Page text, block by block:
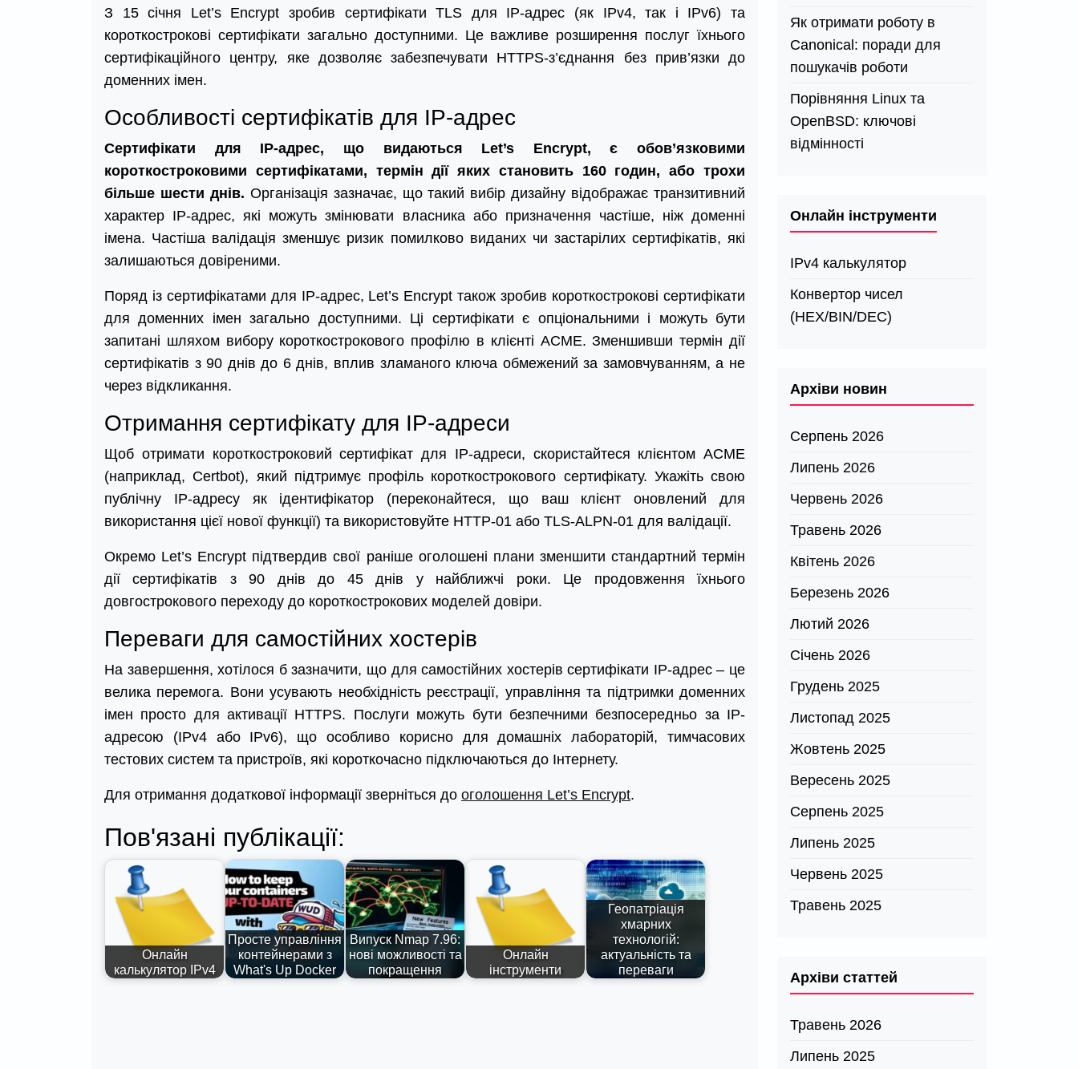
З 15 січня Let’s Encrypt зробив сертифікати TLS для IP-адрес (як IPv4, так і IPv6) та
короткострокові сертифікати загально доступними. Це важливе розширення послуг їхнього
сертифікаційного центру, яке дозволяє забезпечувати HTTPS-з’єднання без прив’язки до
доменних імен.
Особливості сертифікатів для IP-адрес
Сертифікати для IP-адрес, що видаються Let’s Encrypt, є обов’язковими
короткостроковими сертифікатами, термін дії яких становить 160 годин, або трохи
більше шести днів. Організація зазначає, що такий вибір дизайну відображає транзитивний
характер IP-адрес, які можуть змінювати власника або призначення частіше, ніж доменні
імена. Частіша валідація зменшує ризик помилково виданих чи застарілих сертифікатів, які
залишаються довіреними.
Поряд із сертифікатами для IP-адрес, Let’s Encrypt також зробив короткострокові сертифікати
для доменних імен загально доступними. Ці сертифікати є опціональними і можуть бути
запитані шляхом вибору короткострокового профілю в клієнті ACME. Зменшивши термін дії
сертифікатів з 90 днів до 6 днів, вплив зламаного ключа обмежений за замовчуванням, а не
через відкликання.
Отримання сертифікату для IP-адреси
Щоб отримати короткостроковий сертифікат для IP-адреси, скористайтеся клієнтом ACME
(наприклад, Certbot), який підтримує профіль короткострокового сертифікату. Укажіть свою
публічну IP-адресу як ідентифікатор (переконайтеся, що ваш клієнт оновлений для
використання цієї нової функції) та використовуйте HTTP-01 або TLS-ALPN-01 для валідації.
Окремо Let’s Encrypt підтвердив свої раніше оголошені плани зменшити стандартний термін
дії сертифікатів з 90 днів до 45 днів у найближчі роки. Це продовження їхнього
довгострокового переходу до короткострокових моделей довіри.
Переваги для самостійних хостерів
На завершення, хотілося б зазначити, що для самостійних хостерів сертифікати IP-адрес – це
велика перемога. Вони усувають необхідність реєстрації, управління та підтримки доменних
імен просто для активації HTTPS. Послуги можуть бути безпечними безпосередньо за IP-
адресою (IPv4 або IPv6), що особливо корисно для домашніх лабораторій, тимчасових
тестових систем та пристроїв, які короткочасно підключаються до Інтернету.
Для отримання додаткової інформації зверніться до оголошення Let’s Encrypt.
Пов'язані публікації:
Онлайн
калькулятор IPv4
Просте управління
контейнерами з
What's Up Docker
Випуск Nmap 7.96:
нові можливості та
покращення
Онлайн
інструменти
Геопатріація
хмарних
технологій:
актуальність та
переваги
Як отримати роботу в
Canonical: поради для
пошукачів роботи
Порівняння Linux та
OpenBSD: ключові
відмінності
Онлайн інструменти
IPv4 калькулятор
Конвертор чисел
(HEX/BIN/DEC)
Архіви новин
Серпень 2026
Липень 2026
Червень 2026
Травень 2026
Квітень 2026
Березень 2026
Лютий 2026
Січень 2026
Грудень 2025
Листопад 2025
Жовтень 2025
Вересень 2025
Серпень 2025
Липень 2025
Червень 2025
Травень 2025
Архіви статтей
Травень 2026
Липень 2025